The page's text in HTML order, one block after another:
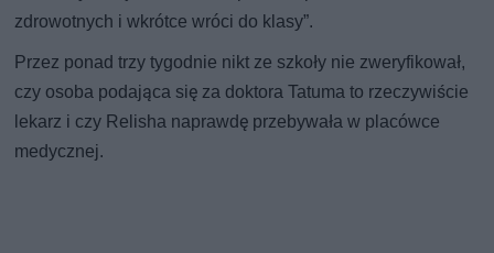
zdrowotnych i wkrótce wróci do klasy”.
Przez ponad trzy tygodnie nikt ze szkoły nie zweryfikował,
czy osoba podająca się za doktora Tatuma to rzeczywiście
lekarz i czy Relisha naprawdę przebywała w placówce
medycznej.